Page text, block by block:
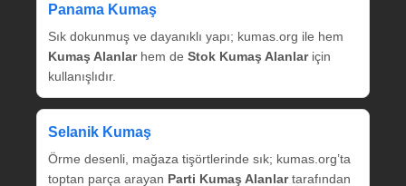
Panama Kumaş
Sık dokunmuş ve dayanıklı yapı; kumas.org ile hem
Kumaş Alanlarhem de Stok Kumaş Alanlariçin
kullanışlıdır.
Selanik Kumaş
Örme desenli, mağaza tişörtlerinde sık; kumas.org’ta
toptan parça arayan Parti Kumaş Alanlartarafından